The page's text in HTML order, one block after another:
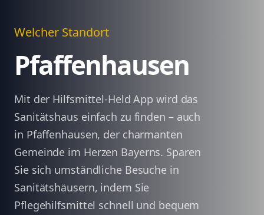
Welcher Standort
Pfaffenhausen
Mit der Hilfsmittel-Held App wird das
Sanitätshaus einfach zu finden – auch
in Pfaffenhausen, der charmanten
Gemeinde im Herzen Bayerns. Sparen
Sie sich umständliche Besuche in
Sanitätshäusern, indem Sie
Pflegehilfsmittel schnell und bequem